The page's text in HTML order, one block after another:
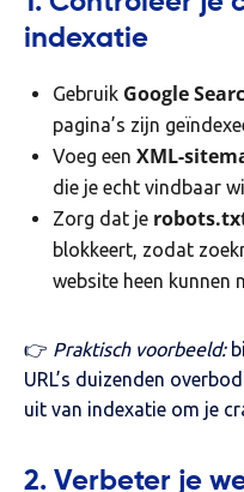
indexatie
Gebruik Google
pagina’s zijn
Voeg een XML-
die je echt vindbaar
Zorg dat je
blokkeert, zodat
website heen kunnen
👉 Praktisch voorbeeld:
URL’s duizenden
uit van indexatie om je
2. Verbeter je